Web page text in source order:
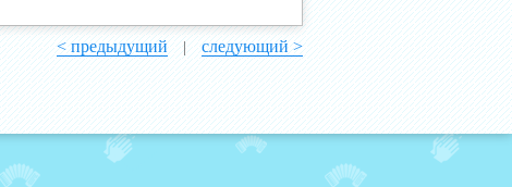
< предыдущий | следующий >